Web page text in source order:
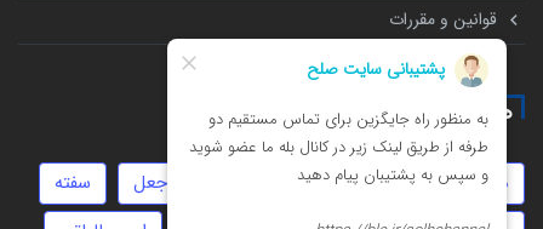
قوانین و مقررات
همه چیز درباره
مهاجرت نفقه املاک جعل
سفته